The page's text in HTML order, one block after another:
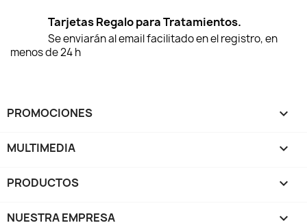
Tarjetas Regalo para Tratamientos.
Se enviarán al email facilitado en el registro, en
menos de 24 h
PROMOCIONES 
MULTIMEDIA 
PRODUCTOS 
NUESTRA EMPRESA 